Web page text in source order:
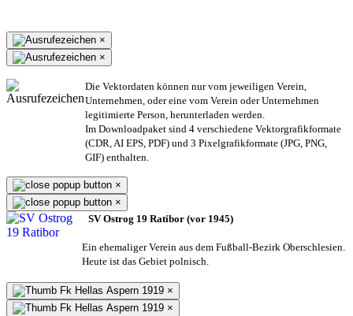
×
×
Die Vektordaten können nur vom jeweiligen Verein,
Unternehmen, oder eine vom Verein oder Unternehmen
legitimierte Person, herunterladen werden.
Im Downloadpaket sind 4 verschiedene Vektorgrafikformate
(CDR, AI EPS, PDF) und 3 Pixelgrafikformate (JPG, PNG,
GIF) enthalten.
×
×
SV Ostrog 19 Ratibor (vor 1945)
Ein ehemaliger Verein aus dem Fußball-Bezirk Oberschlesien.
Heute ist das Gebiet polnisch.
×
×